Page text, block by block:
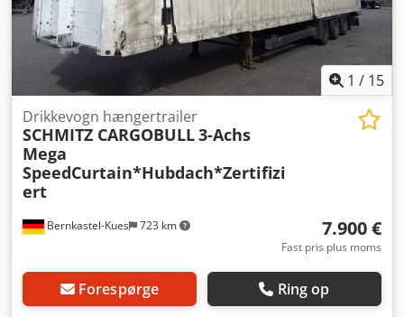
1 / 15
Bernkastel-Kues 723 km
Drikkevogn hængertrailer
SCHMITZ CARGOBULL3-Achs
Mega
SpeedCurtain*Hubdach*Zertifizi
ert
7.900 €
Fast pris plus moms
Forespørge Ring op